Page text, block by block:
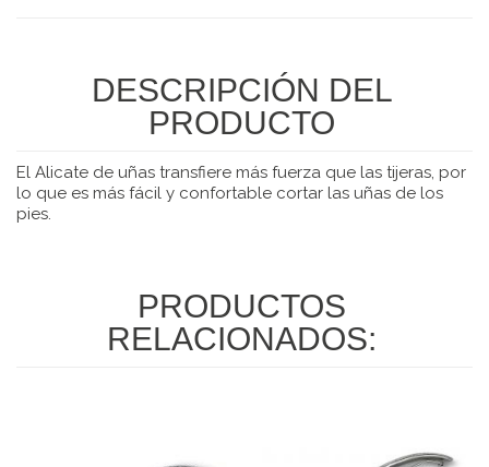
DESCRIPCIÓN DEL
PRODUCTO
El Alicate de uñas transfiere más fuerza que las tijeras, por
lo que es más fácil y confortable cortar las uñas de los
pies.
PRODUCTOS
RELACIONADOS: